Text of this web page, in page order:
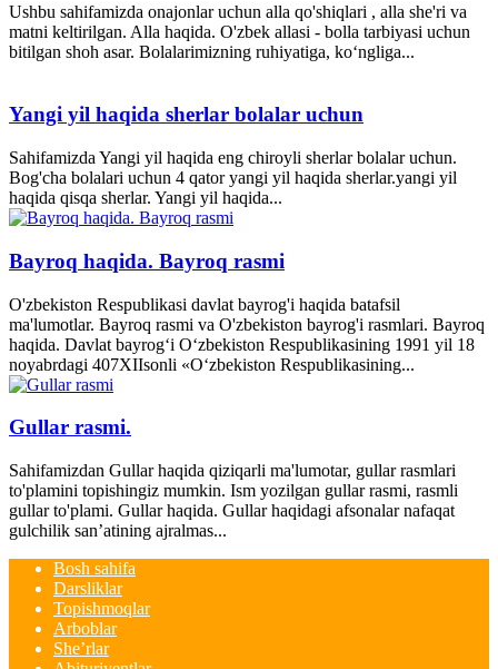
Ushbu sahifamizda onajonlar uchun alla qo'shiqlari , alla she'ri va
matni keltirilgan. Alla haqida. O'zbek allasi - bolla tarbiyasi uchun
bitilgan shoh asar. Bolalarimizning ruhiyatiga, ko‘ngliga...
Yangi yil haqida sherlar bolalar uchun
Sahifamizda Yangi yil haqida eng chiroyli sherlar bolalar uchun.
Bog'cha bolalari uchun 4 qator yangi yil haqida sherlar.yangi yil
haqida qisqa sherlar. Yangi yil haqida...
Bayroq haqida. Bayroq rasmi
O'zbekiston Respublikasi davlat bayrog'i haqida batafsil
ma'lumotlar. Bayroq rasmi va O'zbekiston bayrog'i rasmlari. Bayroq
haqida. Davlat bayrog‘i O‘zbekiston Respublikasining 1991 yil 18
noyabrdagi 407­XII­sonli «O‘zbekiston Respublikasining...
Gullar rasmi.
Sahifamizdan Gullar haqida qiziqarli ma'lumotar, gullar rasmlari
to'plamini topishingiz mumkin. Ism yozilgan gullar rasmi, rasmli
gullar to'plami. Gullar haqida. Gullar haqidagi afsonalar nafaqat
gulchilik san’atining ajralmas...
Bosh sahifa
Darsliklar
Topishmoqlar
Arboblar
She’rlar